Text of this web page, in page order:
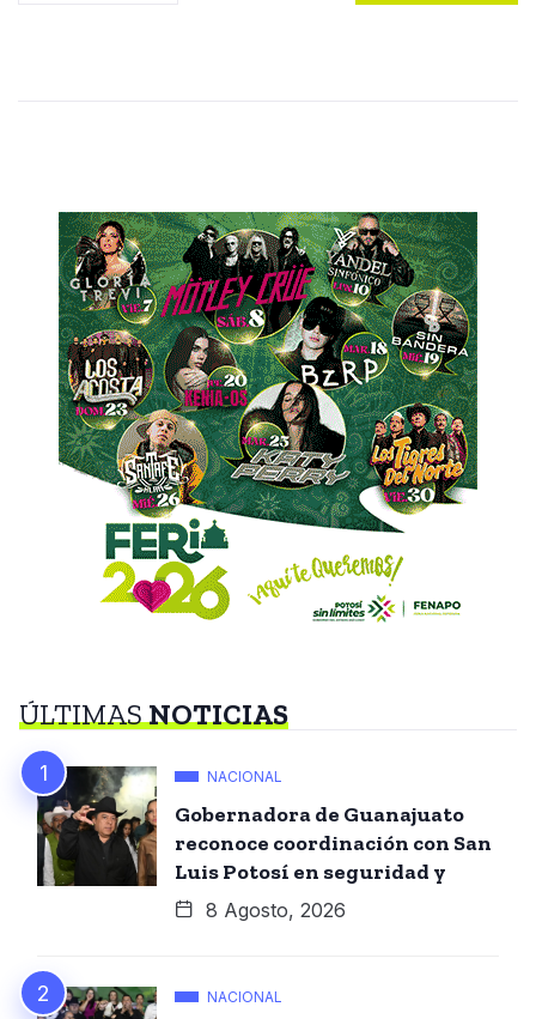
ÚLTIMASNOTICIAS
NACIONAL
Gobernadora de Guanajuato
reconoce coordinación con San
Luis Potosí en seguridad y
8 Agosto, 2026
NACIONAL